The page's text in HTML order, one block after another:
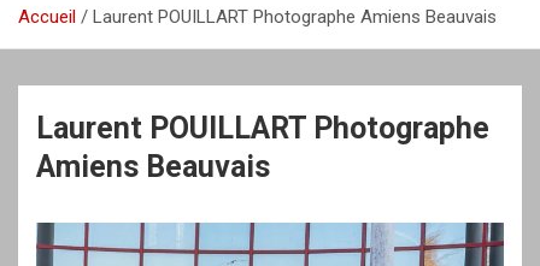
Accueil Laurent POUILLART Photographe Amiens Beauvais
Laurent POUILLART Photographe
Amiens Beauvais